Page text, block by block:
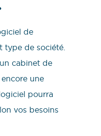
de
type de société.
cabinet de
une
pourra
vos besoins